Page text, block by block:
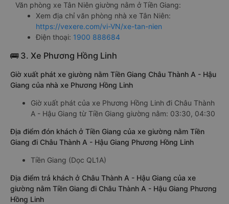
Văn phòng xe Tân Niên giường nằm ở Tiền Giang:
Xem địa chỉ văn phòng nhà xe Tân Niên:
https://vexere.com/vi-VN/xe-tan-nien
Điện thoại: 1900 888684
🚌 3. Xe Phương Hồng Linh
Giờ xuất phát xe giường nằm Tiền Giang Châu Thành A - Hậu
Giang của nhà xe Phương Hồng Linh
Giờ xuất phát của xe Phương Hồng Linh đi Châu Thành
A - Hậu Giang từ Tiền Giang giường nằm: 03:30, 04:30
Địa điểm đón khách ở Tiền Giang của xe giường nằm Tiền
Giang đi Châu Thành A - Hậu Giang Phương Hồng Linh
Tiền Giang (Dọc QL1A)
Địa điểm trả khách ở Châu Thành A - Hậu Giang của xe
giường nằm Tiền Giang đi Châu Thành A - Hậu Giang Phương
Hồng Linh